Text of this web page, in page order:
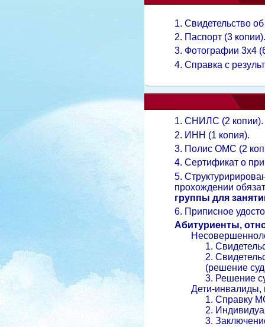
1. Свидетельство
2. Паспорт (3 копии).
3. Фотографии 3х4
4. Справка с
1. СНИЛС (2 копии).
2. ИНН (1 копия).
3. Полис ОМС (2
4. Сертификат о
5.
прохождении
группы для
6. Приписное
Абитуриенты,
1.
2.
(решение суда о
3. Решение суда/
Дети-инвалиды,
1. Справку
2.
3. Заключение